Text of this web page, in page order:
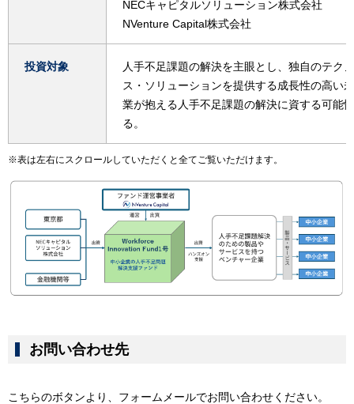
NECキャピタルソリューション株式会社
NVenture Capital株式会社
投資対象
人手不足課題の解決を主眼とし、独自のテク
ス・ソリューションを提供する成長性の高い
業が抱える人手不足課題の解決に資する可能
る。
※表は左右にスクロールしていただくと全てご覧いただけます。
お問い合わせ先
こちらのボタンより、フォームメールでお問い合わせください。